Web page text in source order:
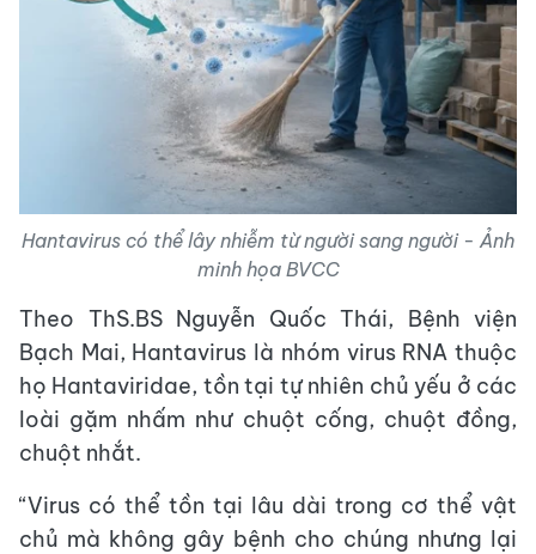
Hantavirus có thể lây nhiễm từ người sang người - Ảnh
minh họa BVCC
Theo ThS.BS Nguyễn Quốc Thái, Bệnh viện
Bạch Mai, Hantavirus là nhóm virus RNA thuộc
họ Hantaviridae, tồn tại tự nhiên chủ yếu ở các
loài gặm nhấm như chuột cống, chuột đồng,
chuột nhắt.
“Virus có thể tồn tại lâu dài trong cơ thể vật
chủ mà không gây bệnh cho chúng nhưng lại